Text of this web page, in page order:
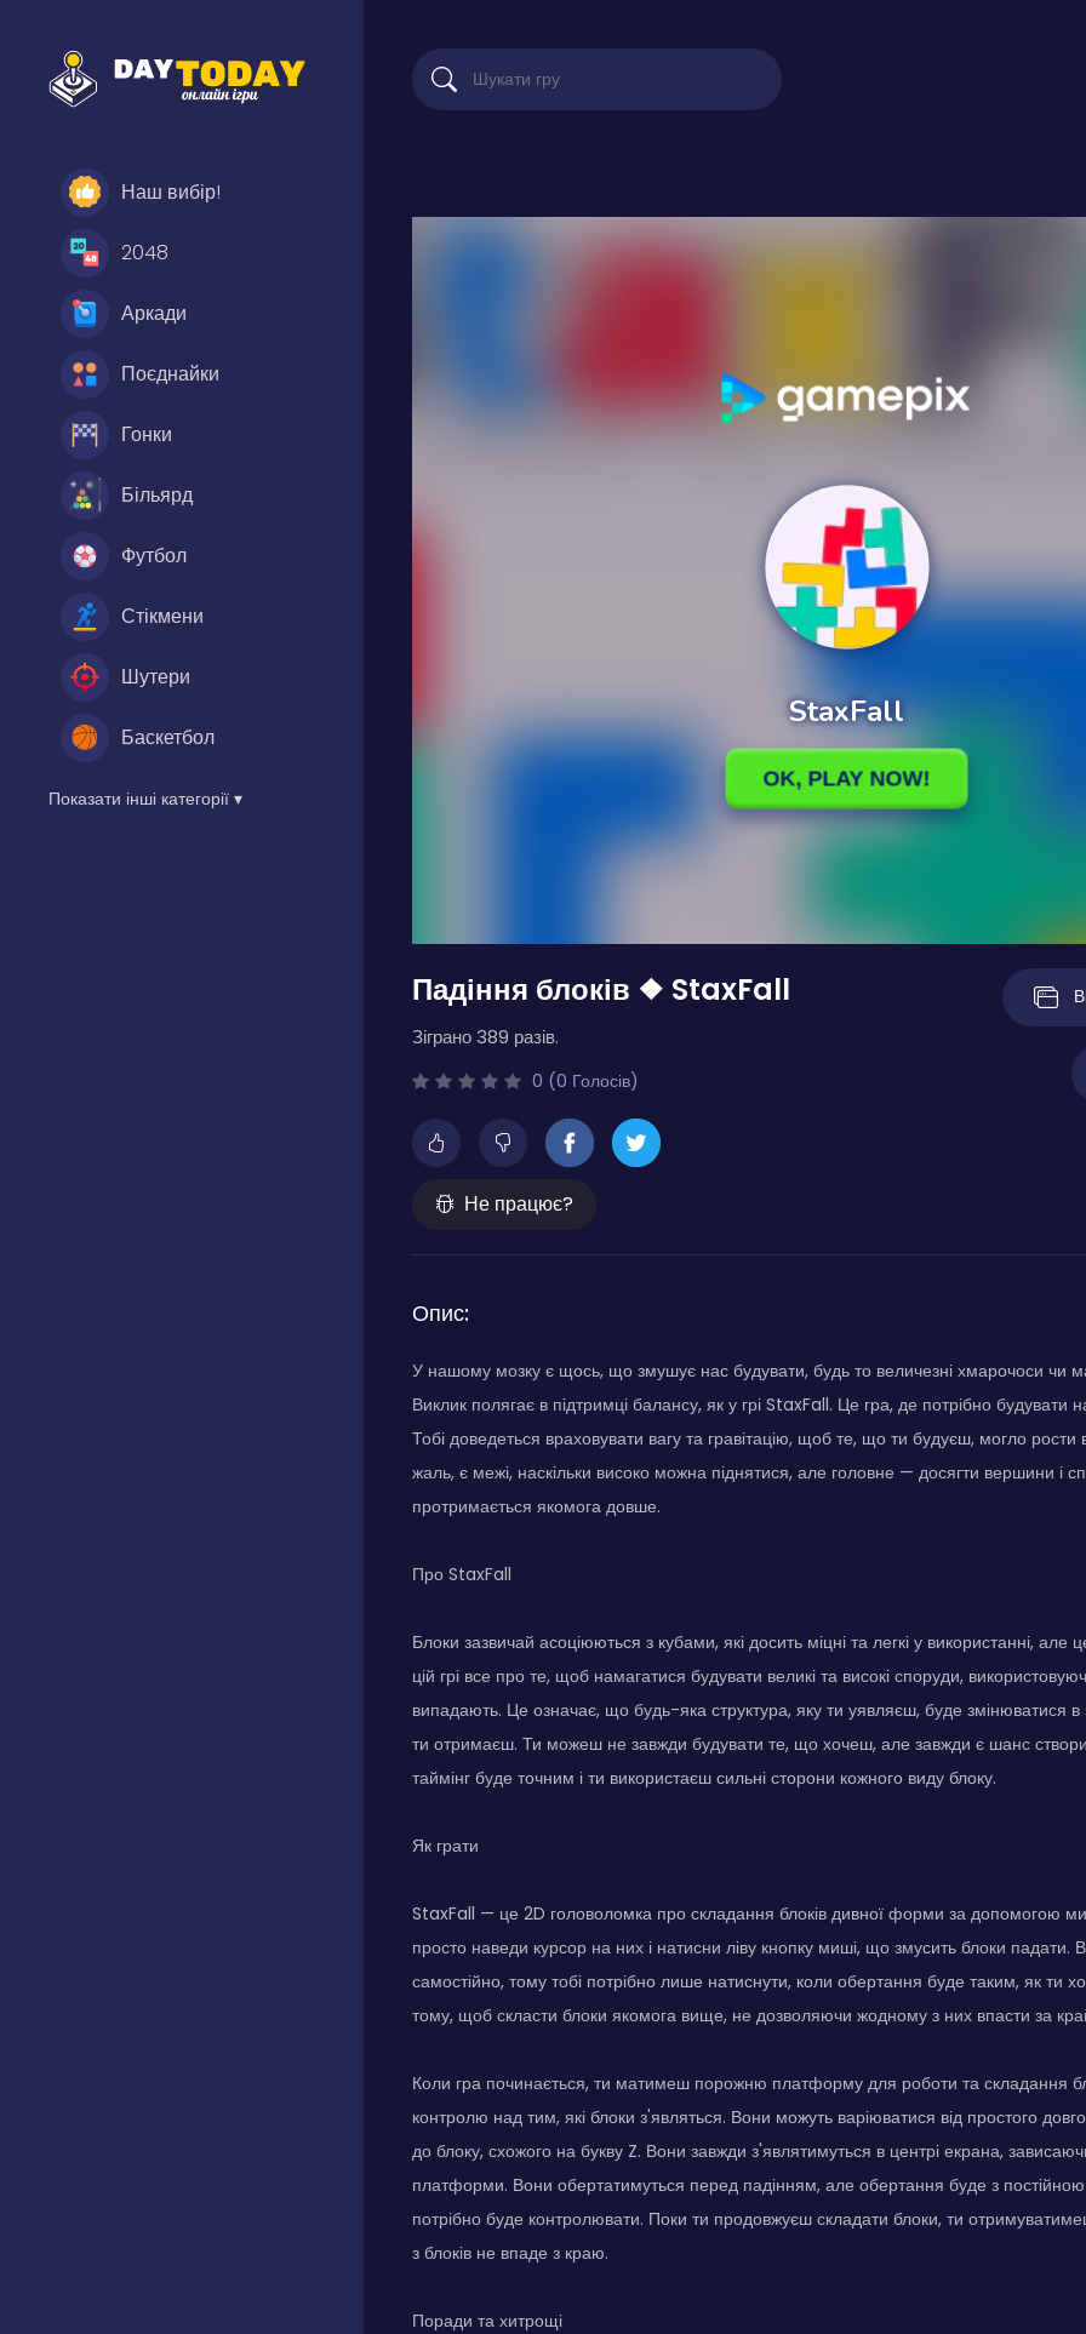
Наш вибір!
2048
Аркади
Поєднайки
Гонки
Більярд
Футбол
Стікмени
Шутери
Баскетбол
Показати інші категорії ▾
Падіння блоків ❖ StaxFall
Зіграно 389 разів.
0 (0 Голосів)
Не працює?
Опис:
У нашому мозку є щось, що змушує нас будувати, будь то величезні хмарочоси чи
Виклик полягає в підтримці балансу, як у грі StaxFall. Це гра, де потрібно будувати
Тобі доведеться враховувати вагу та гравітацію, щоб те, що ти будуєш, могло
жаль, є межі, наскільки високо можна піднятися, але головне — досягти вершини і
протримається якомога довше.
Про StaxFall
Блоки зазвичай асоціюються з кубами, які досить міцні та легкі у використанні, але
цій грі все про те, щоб намагатися будувати великі та високі споруди,
випадають. Це означає, що будь-яка структура, яку ти уявляєш, буде змінюватися в
ти отримаєш. Ти можеш не завжди будувати те, що хочеш, але завжди є шанс
таймінг буде точним і ти використаєш сильні сторони кожного виду блоку.
Як грати
StaxFall — це 2D головоломка про складання блоків дивної форми за допомогою
просто наведи курсор на них і натисни ліву кнопку миші, що змусить блоки падати.
самостійно, тому тобі потрібно лише натиснути, коли обертання буде таким, як ти
тому, щоб скласти блоки якомога вище, не дозволяючи жодному з них впасти за
Коли гра починається, ти матимеш порожню платформу для роботи та складання
контролю над тим, які блоки з'являться. Вони можуть варіюватися від простого
до блоку, схожого на букву Z. Вони завжди з'являтимуться в центрі екрана,
платформи. Вони обертатимуться перед падінням, але обертання буде з постійною
потрібно буде контролювати. Поки ти продовжуєш складати блоки, ти
з блоків не впаде з краю.
Поради та хитрощі